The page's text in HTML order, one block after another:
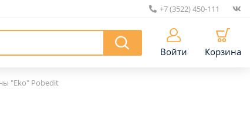
+7 (3522) 450-111
Войти Корзина
"Eko" Pobedit